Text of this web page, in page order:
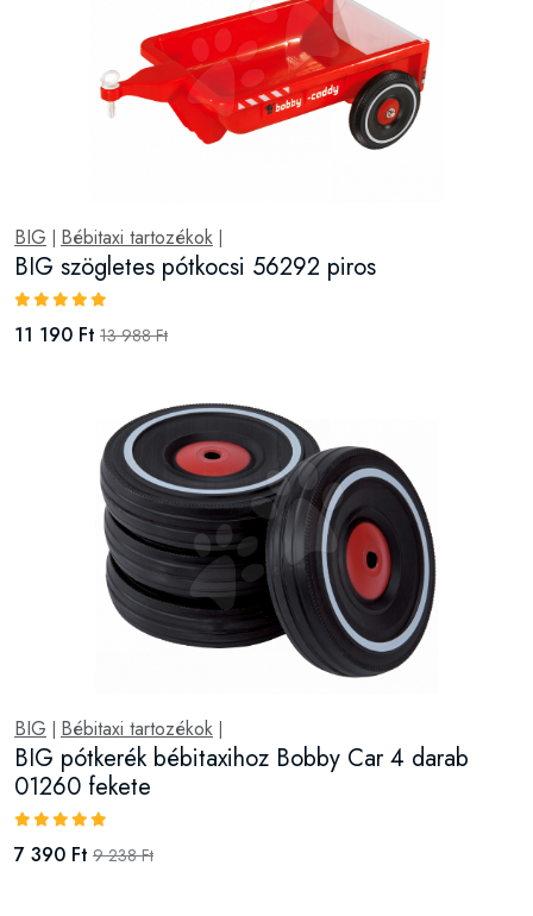
BIG Bébitaxi tartozékok
BIG szögletes pótkocsi 56292 piros
11 190 Ft 13 988 Ft
BIG Bébitaxi tartozékok
BIG pótkerék bébitaxihoz Bobby Car 4 darab
01260 fekete
7 390 Ft 9 238 Ft